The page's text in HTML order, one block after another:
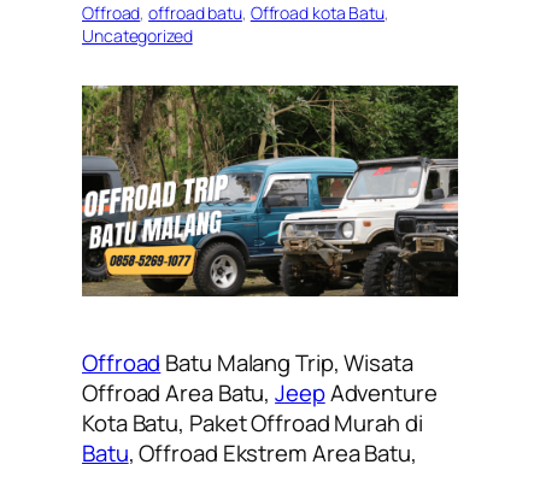
Offroad, offroad batu, Offroad kota Batu
Uncategorized
Offroad Batu Malang Trip, Wisata
Offroad Area Batu,JeepAdventure
Kota Batu, Paket Offroad Murah di
Batu, Offroad Ekstrem Area Batu,